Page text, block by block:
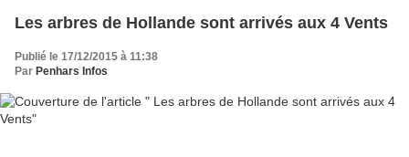
Les arbres de Hollande sont arrivés aux 4 Vents
Publié le 17/12/2015 à 11:38
Par Penhars Infos